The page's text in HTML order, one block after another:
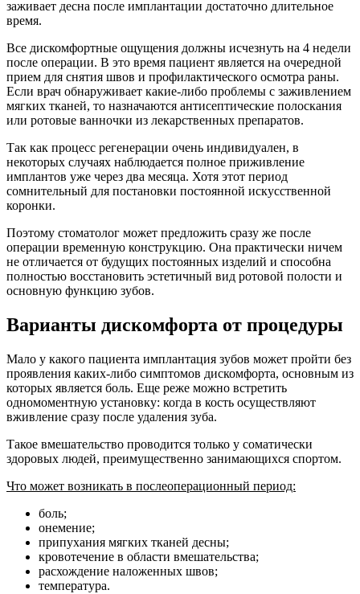
заживает десна после имплантации достаточно длительное
время.
Все дискомфортные ощущения должны исчезнуть на 4 недели
после операции. В это время пациент является на очередной
прием для снятия швов и профилактического осмотра раны.
Если врач обнаруживает какие-либо проблемы с заживлением
мягких тканей, то назначаются антисептические полоскания
или ротовые ванночки из лекарственных препаратов.
Так как процесс регенерации очень индивидуален, в
некоторых случаях наблюдается полное приживление
имплантов уже через два месяца. Хотя этот период
сомнительный для постановки постоянной искусственной
коронки.
Поэтому стоматолог может предложить сразу же после
операции временную конструкцию. Она практически ничем
не отличается от будущих постоянных изделий и способна
полностью восстановить эстетичный вид ротовой полости и
основную функцию зубов.
Варианты дискомфорта от процедуры
Мало у какого пациента имплантация зубов может пройти без
проявления каких-либо симптомов дискомфорта, основным из
которых является боль. Еще реже можно встретить
одномоментную установку: когда в кость осуществляют
вживление сразу после удаления зуба.
Такое вмешательство проводится только у соматически
здоровых людей, преимущественно занимающихся спортом.
Что может возникать в послеоперационный период:
боль;
онемение;
припухания мягких тканей десны;
кровотечение в области вмешательства;
расхождение наложенных швов;
температура.